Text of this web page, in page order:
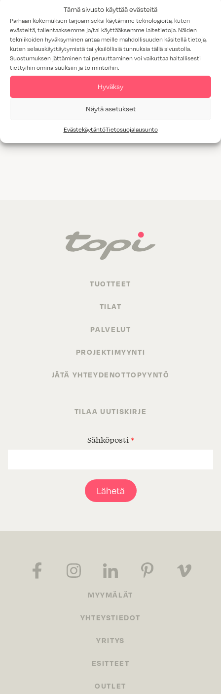
Tämä sivusto käyttää evästeitä
Parhaan kokemuksen tarjoamiseksi käytämme teknologioita, kuten
evästeitä, tallentaaksemme ja/tai käyttääksemme laitetietoja. Näiden
tekniikoiden hyväksyminen antaa meille mahdollisuuden käsitellä tietoja,
kuten selauskäyttäytymistä tai yksilöllisiä tunnuksia tällä sivustolla.
Suostumuksen jättäminen tai peruuttaminen voi vaikuttaa haitallisesti
tiettyihin ominaisuuksiin ja toimintoihin.
Hyväksy
Näytä asetukset
EvästekäytäntöTietosuojalausunto
pähkinä
tammi
TUOTTEET
TILAT
PALVELUT
PROJEKTIMYYNTI
JÄTÄ YHTEYDENOTTOPYYNTÖ
TILAA UUTISKIRJE
Sähköposti *
Lähetä
MYYMÄLÄT
YHTEYSTIEDOT
YRITYS
ESITTEET
OUTLET